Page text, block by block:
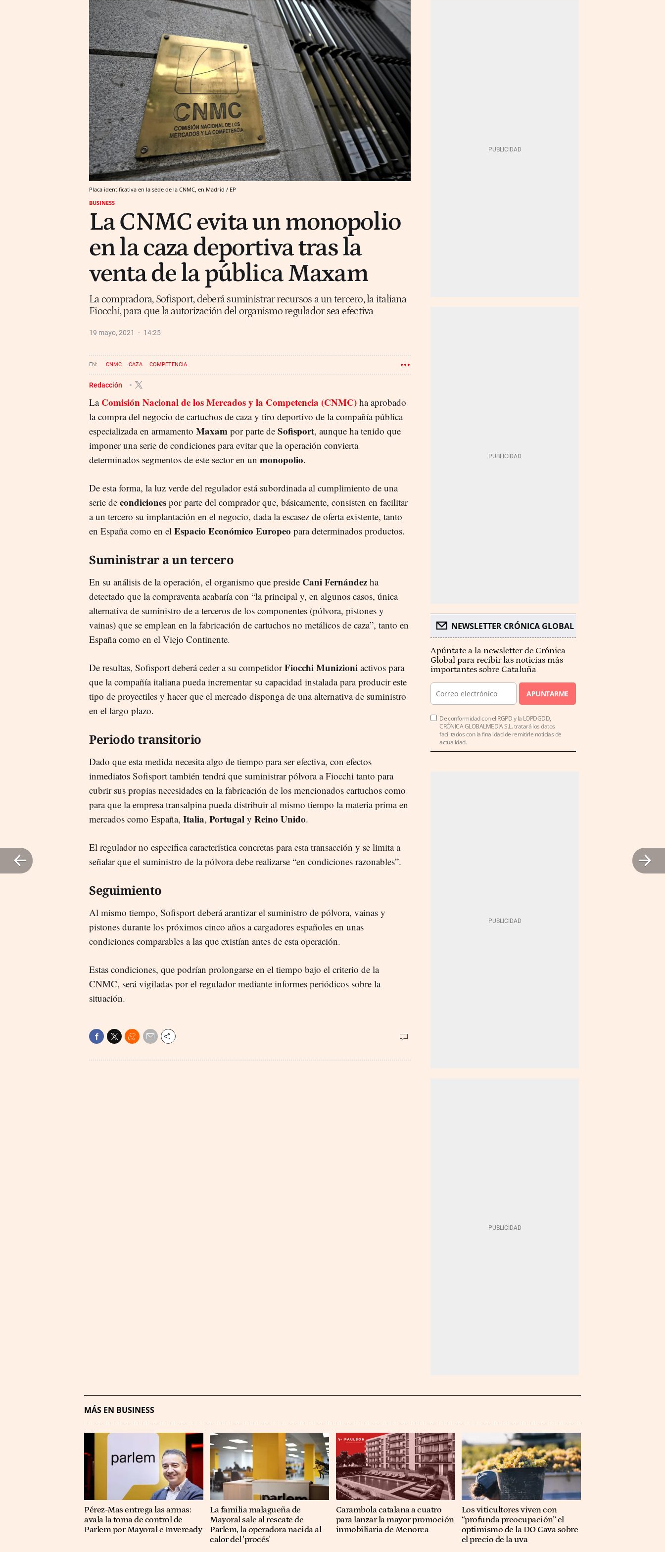
Placa identificativa en la sede de la CNMC, en Madrid / EP
BUSINESS
La CNMC evita un monopolio
en la caza deportiva tras la
venta de la pública Maxam
La compradora, Sofisport, deberá suministrar recursos a un tercero, la italiana
Fiocchi, para que la autorización del organismo regulador sea efectiva
19 mayo, 2021 14:25
CNMC CAZA COMPETENCIA
Redacción
La Comisión Nacional de los Mercados y la Competencia (CNMC) ha aprobado
la compra del negocio de cartuchos de caza y tiro deportivo de la compañía pública
especializada en armamento Maxam por parte de Sofisport, aunque ha tenido que
imponer una serie de condiciones para evitar que la operación convierta
determinados segmentos de este sector en un monopolio.
De esta forma, la luz verde del regulador está subordinada al cumplimiento de una
serie de condiciones por parte del comprador que, básicamente, consisten en facilitar
a un tercero su implantación en el negocio, dada la escasez de oferta existente, tanto
en España como en el Espacio Económico Europeo para determinados productos.
Suministrar a un tercero
En su análisis de la operación, el organismo que preside Cani Fernández ha
detectado que la compraventa acabaría con “la principal y, en algunos casos, única
alternativa de suministro de a terceros de los componentes (pólvora, pistones y
vainas) que se emplean en la fabricación de cartuchos no metálicos de caza”, tanto en
España como en el Viejo Continente.
De resultas, Sofisport deberá ceder a su competidorFiocchi Munizioni activos para
que la compañía italiana pueda incrementar su capacidad instalada para producir este
tipo de proyectiles y hacer que el mercado disponga de una alternativa de suministro
en el largo plazo.
Periodo transitorio
Dado que esta medida necesita algo de tiempo para ser efectiva, con efectos
inmediatos Sofisport también tendrá que suministrar pólvora a Fiocchi tanto para
cubrir sus propias necesidades en la fabricación de los mencionados cartuchos como
para que la empresa transalpina pueda distribuir al mismo tiempo la materia prima en
mercados como España, Italia, Portugal y Reino Unido.
El regulador no especifica característica concretas para esta transacción y se limita a
señalar que el suministro de la pólvora debe realizarse “en condiciones razonables”.
Seguimiento
Al mismo tiempo, Sofisport deberá arantizar el suministro de pólvora, vainas y
pistones durante los próximos cinco años a cargadores españoles en unas
condiciones comparables a las que existían antes de esta operación.
Estas condiciones, que podrían prolongarse en el tiempo bajo el criterio de la
CNMC, será vigiladas por el regulador mediante informes periódicos sobre la
situación.
NEWSLETTER CRÓNICA GLOBAL
Apúntate a la newsletter de Crónica
Global para recibir las noticias más
importantes sobre Cataluña
APUNTARME
De conformidad con el RGPD y la LOPDGDD,
CRÓNICA GLOBALMEDIA S.L. tratará los datos
facilitados con la finalidad de remitirle noticias de
actualidad.
MÁS EN BUSINESS
Pérez-Mas entrega las armas:
avala la toma de control de
Parlem por Mayoral e Inveready
La familia malagueña de
Mayoral sale al rescate de
Parlem, la operadora nacida al
calor del 'procés'
Carambola catalana a cuatro
para lanzar la mayor promoción
inmobiliaria de Menorca
Los viticultores viven con
“profunda preocupación” el
optimismo de la DO Cava sobre
el precio de la uva